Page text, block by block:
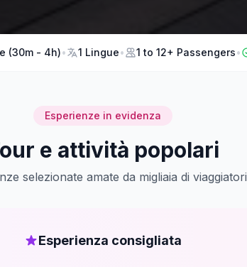
(30m - 4h)• 1 Lingue• 1 to 12+ Passengers•
Esperienze in evidenza
e attività popolari
selezionate amate da migliaia di viaggiatori
Esperienza consigliata